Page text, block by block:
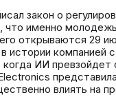
закон о
именно молодежь
открываются 29
истории компанией
ИИ превзойдет
влиять на